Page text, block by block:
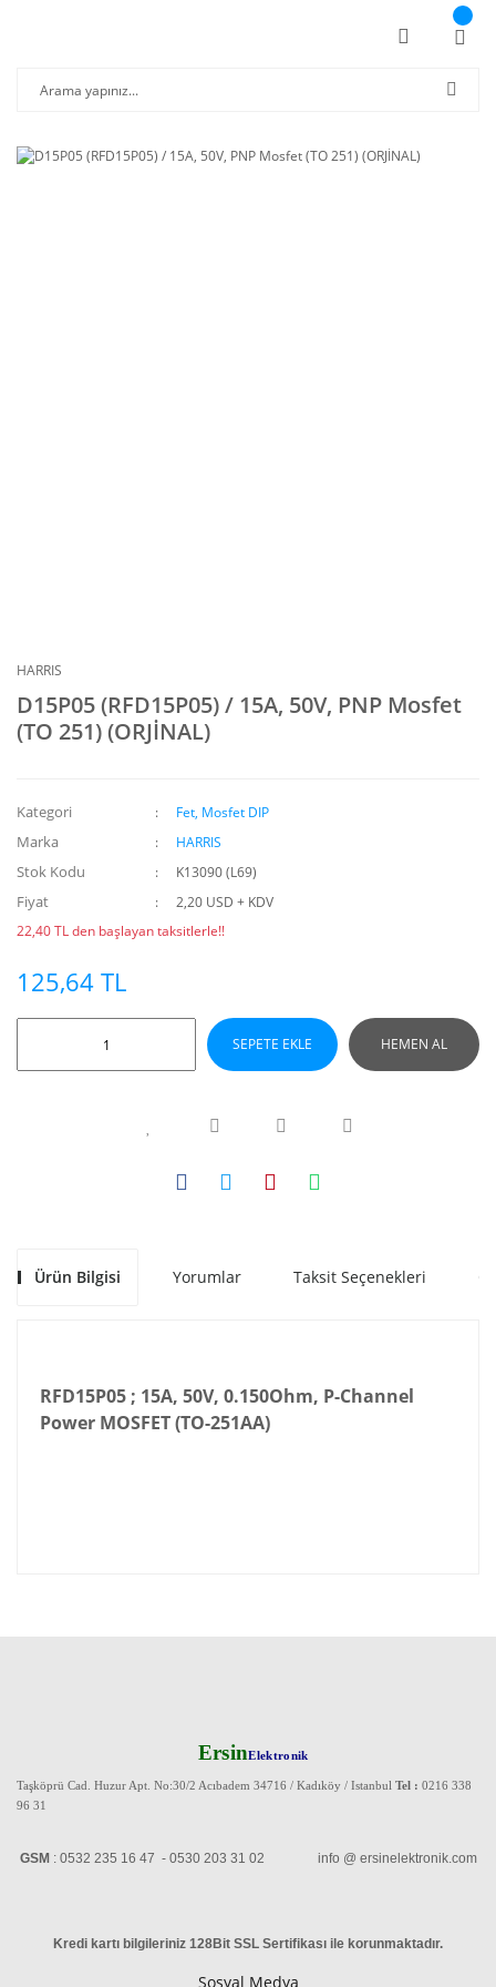
HARRIS
D15P05 (RFD15P05) / 15A, 50V, PNP Mosfet
(TO 251) (ORJİNAL)
Kategori Fet, Mosfet DIP
Marka HARRIS
Stok Kodu K13090 (L69)
Fiyat
2,20 USD + KDV
22,40 TL den başlayan taksitlerle!!
125,64 TL
SEPETE EKLE HEMEN AL
Ürün Bilgisi Yorumlar Taksit Seçenekleri
RFD15P05 ; 15A, 50V, 0.150Ohm, P-Channel
Power MOSFET (TO-251AA)
ErsinElektronik
Taşköprü Cad. Huzur Apt. No:30/2 Acıbadem 34716 / Kadıköy / Istanbul Tel : 0216 338
96 31
GSM : 0532 235 16 47 - 0530 203 31 02 info @ ersinelektronik.com
Kredi kartı bilgileriniz 128Bit SSL Sertifikası ile korunmaktadır.
Sosyal Medya